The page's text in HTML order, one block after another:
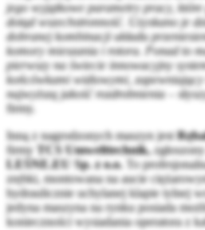
jego wyjątkowe parametry pracy,
dotąd wszechstronność. Uzyskano je
dobranej kombinacji układu
komory mieszania i rotora. Ponad to
pierwszy na świecie innowacyjny
końcówkami widiowymi,
najwyższą jakość rozdrobnienia –
firmy.
Inną z nagrodzonych maszyn jest
firmy TCS Umwelttechnik,
LEŚNE.EU Sp. z o.o. To
zrębki, montowana na aucie
hydraulicznie uchylanej klapie tylnej
jedyna maszyna na rynku posiada
konieczności wysiadania operatora z